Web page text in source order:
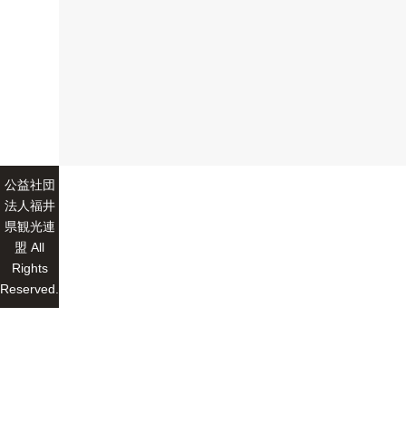
公益社団
法人福井
県観光連
盟 All
Rights
Reserved.